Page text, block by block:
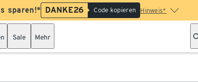
sparen!* DANKE26 Code kopieren Hinweis*
Sale Mehr